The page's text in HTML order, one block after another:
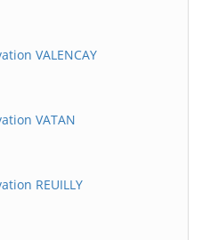
VALENCAY
VATAN
REUILLY